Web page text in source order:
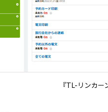
『TL-リンカ